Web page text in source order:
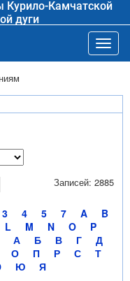
Курило-Камчатской
дуги
3 4 5 7 A
B
L M N O
P
А Б В Г
Д
О П Р С
Т
Ю Я
Записей: 2885